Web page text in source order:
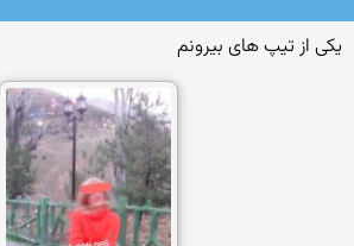
یکی از تیپ های بیرونم